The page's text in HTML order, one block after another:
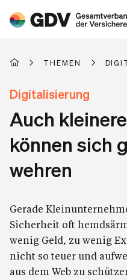
THEMEN
Digitalisierung
Auch
können sich
wehren
Gerade
Sicherheit oft
wenig Geld, zu wenig
nicht so teuer und
aus dem Web zu